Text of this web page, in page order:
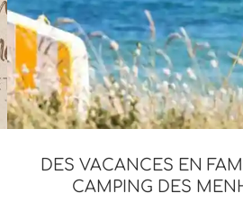
DES VACANCES EN
CAMPING DES